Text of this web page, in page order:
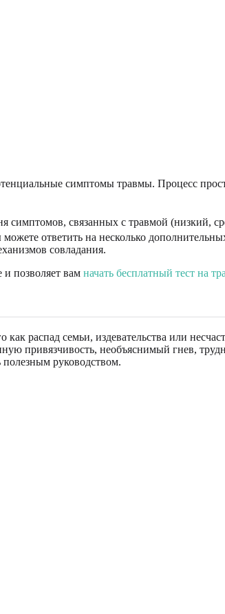
симптомы травмы. Процесс
симптомов, связанных с травмой (низкий,
ответить на несколько
совладания.
и позволяет вам начать бесплатный тест на
распад семьи, издевательства или
привязчивость, необъяснимый гнев,
руководством.